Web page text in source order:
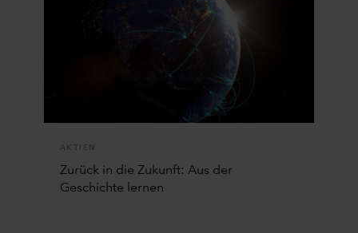
AKTIEN
Zurück in die Zukunft: Aus der
Geschichte lernen